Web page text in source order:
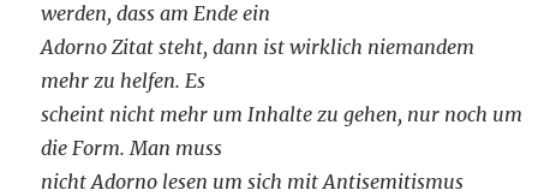
werden, dass am Ende ein
Adorno Zitat steht, dann ist wirklich niemandem
mehr zu helfen. Es
scheint nicht mehr um Inhalte zu gehen, nur noch um
die Form. Man muss
nicht Adorno lesen um sich mit Antisemitismus